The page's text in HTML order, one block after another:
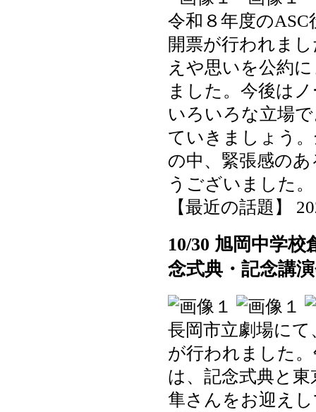
令和８年度の
開票が行われま
えや思いを公約
ました。今後は
いろいろな立場
ていきましょう
の中、緊張感の
うございました。
【最近の話題】
10/30 旭岡中学
念式典・記念講
長岡市立劇場に
が行われました
は、記念式典と
隼さんをお迎え